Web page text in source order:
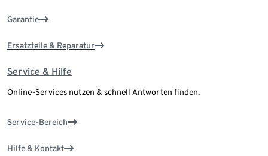
Garantie
Ersatzteile & Reparatur
Service & Hilfe
Online-Services nutzen & schnell Antworten finden.
Service-Bereich
Hilfe & Kontakt